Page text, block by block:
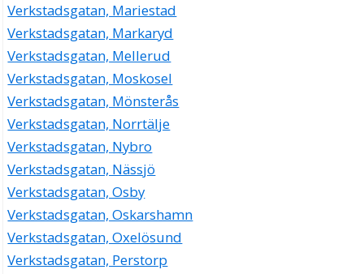
Verkstadsgatan, Mariestad
Verkstadsgatan, Markaryd
Verkstadsgatan, Mellerud
Verkstadsgatan, Moskosel
Verkstadsgatan, Mönsterås
Verkstadsgatan, Norrtälje
Verkstadsgatan, Nybro
Verkstadsgatan, Nässjö
Verkstadsgatan, Osby
Verkstadsgatan, Oskarshamn
Verkstadsgatan, Oxelösund
Verkstadsgatan, Perstorp